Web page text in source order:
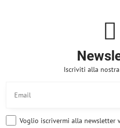
Iscriviti alla
Voglio iscrivermi alla newsletter